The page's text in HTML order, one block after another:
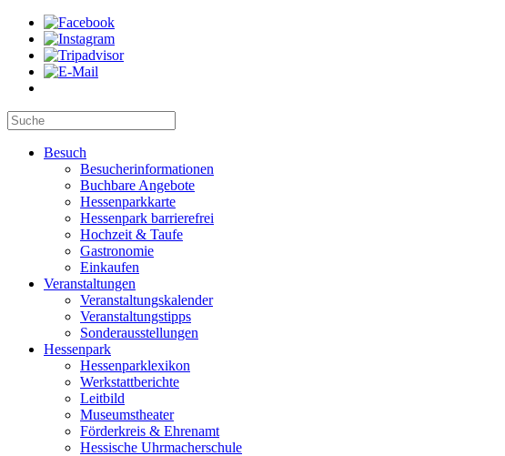
Besuch
Besucherinformationen
Buchbare Angebote
Hessenparkkarte
Hessenpark barrierefrei
Hochzeit & Taufe
Gastronomie
Einkaufen
Veranstaltungen
Veranstaltungskalender
Veranstaltungstipps
Sonderausstellungen
Hessenpark
Hessenparklexikon
Werkstattberichte
Leitbild
Museumstheater
Förderkreis & Ehrenamt
Hessische Uhrmacherschule